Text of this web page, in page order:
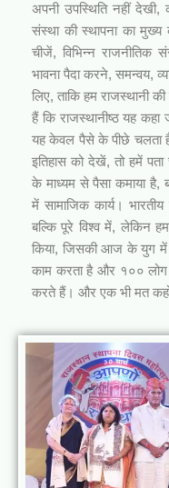
अपनी उपस्थिति नहीं देखी,
संस्था की स्थापना का मुख्य
चीजें, विभिन्न
भावना पैदा करने, समन्वय,
लिए, ताकि हम राजस्थानी
हैं कि राजस्थानीष्ठ यह कहा
यह केवल पैसे के पीछे चलता
इतिहास को देखें, तो हमें
के माध्यम से पैसा कमाया है,
में सामाजिक कार्य।
बल्कि पूरे विश्व में, लेकिन
किया, जिसकी आज के युग में
काम करता है और १००
करते हैं। और एक भी मत